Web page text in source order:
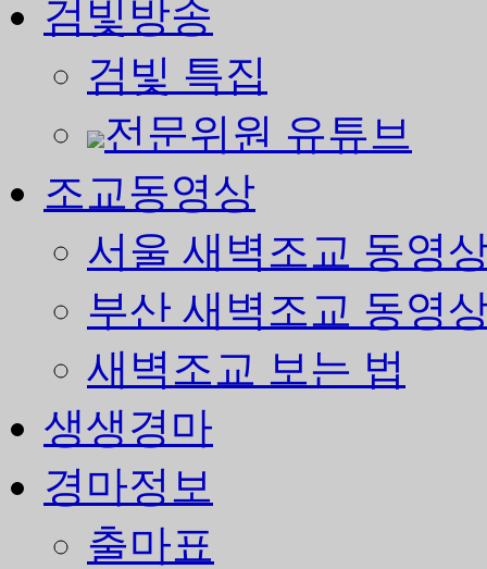
검빛방송
검빛 특집
전문위원 유튜브
조교동영상
서울 새벽조교 동영
부산 새벽조교 동영
새벽조교 보는 법
생생경마
경마정보
출마표